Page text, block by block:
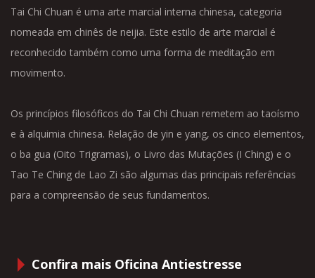
Tai Chi Chuan é uma arte marcial interna chinesa, categoria
nomeada em chinês de neijia. Este estilo de arte marcial é
reconhecido também como uma forma de meditação em
movimento.
Os princípios filosóficos do Tai Chi Chuan remetem ao taoísmo
e à alquimia chinesa. Relação de yin e yang, os cinco elementos,
o ba gua (Oito Trigramas), o Livro das Mutações (I Ching) e o
Tao Te Ching de Lao Zi são algumas das principais referências
para a compreensão de seus fundamentos.
Confira mais Oficina Antiestresse